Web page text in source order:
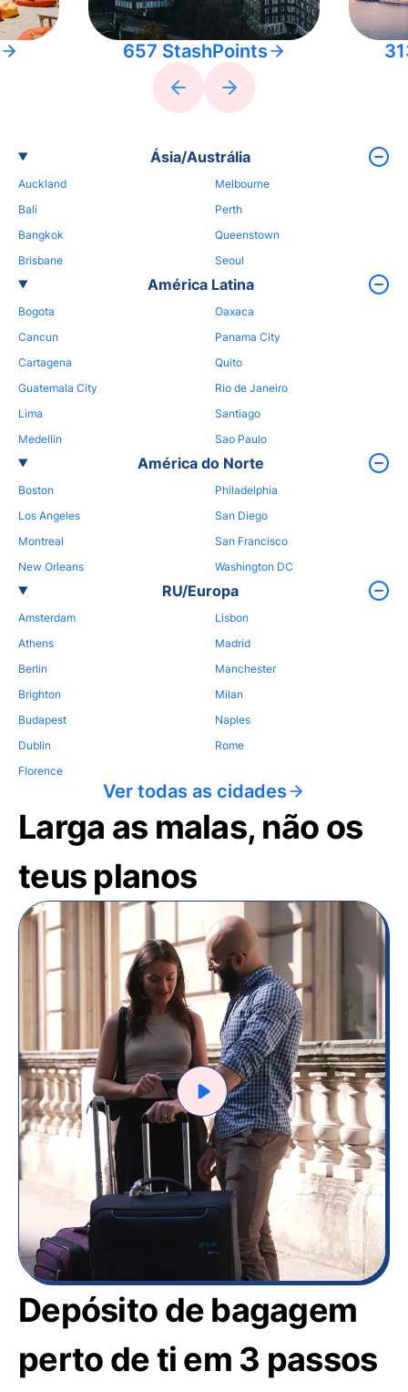
657 StashPoints
Ásia/Austrália
Auckland
Bali
Bangkok
Brisbane
Melbourne
Perth
Queenstown
Seoul
América Latina
Bogota
Cancun
Cartagena
Guatemala City
Lima
Medellin
Oaxaca
Panama City
Quito
Rio de Janeiro
Santiago
Sao Paulo
América do Norte
Boston
Los Angeles
Montreal
New Orleans
Philadelphia
San Diego
San Francisco
Washington DC
RU/Europa
Amsterdam
Athens
Berlin
Brighton
Budapest
Dublin
Florence
Lisbon
Madrid
Manchester
Milan
Naples
Rome
Ver todas as cidades
Larga as malas, não os
teus planos
Depósito de bagagem
perto de ti em 3 passos